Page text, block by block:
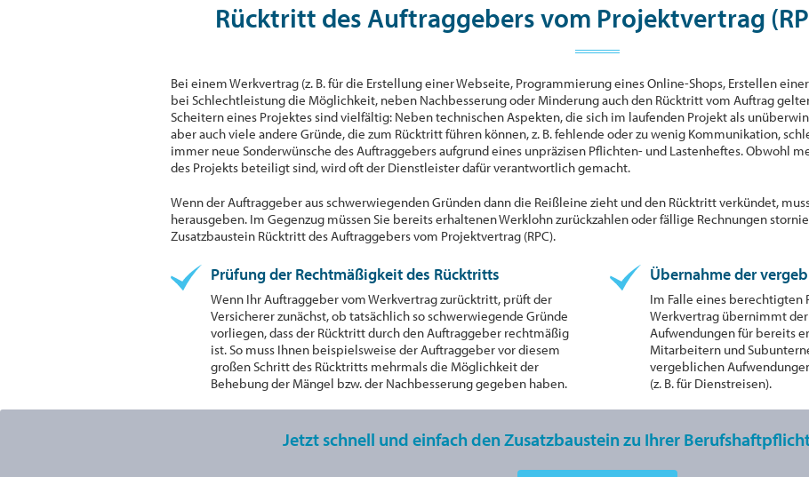
Rücktritt des Auftraggebers vom Projektvertrag
Bei einem Werkvertrag (z. B. für die Erstellung einer Webseite, Programmierung eines Online-Shops, Erstellen
bei Schlechtleistung die Möglichkeit, neben Nachbesserung oder Minderung auch den Rücktritt vom Auftrag
Scheitern eines Projektes sind vielfältig: Neben technischen Aspekten, die sich im laufenden Projekt als
aber auch viele andere Gründe, die zum Rücktritt führen können, z. B. fehlende oder zu wenig Kommunikation,
immer neue Sonderwünsche des Auftraggebers aufgrund eines unpräzisen Pflichten- und Lastenheftes. Obwohl
des Projekts beteiligt sind, wird oft der Dienstleister dafür verantwortlich gemacht.
Wenn der Auftraggeber aus schwerwiegenden Gründen dann die Reißleine zieht und den Rücktritt verkündet,
herausgeben. Im Gegenzug müssen Sie bereits erhaltenen Werklohn zurückzahlen oder fällige Rechnungen
Zusatzbaustein Rücktritt des Auftraggebers vom Projektvertrag (RPC).
Prüfung der Rechtmäßigkeit des Rücktritts
Wenn Ihr Auftraggeber vom Werkvertrag zurücktritt, prüft der
Versicherer zunächst, ob tatsächlich so schwerwiegende Gründe
vorliegen, dass der Rücktritt durch den Auftraggeber rechtmäßig
ist. So muss Ihnen beispielsweise der Auftraggeber vor diesem
großen Schritt des Rücktritts mehrmals die Möglichkeit der
Behebung der Mängel bzw. der Nachbesserung gegeben haben.
Übernahme der
Im Falle eines berechtigten
Werkvertrag übernimmt
Aufwendungen für bereits
Mitarbeitern und
vergeblichen
(z. B. für Dienstreisen).
Jetzt schnell und einfach den Zusatzbaustein zu Ihrer